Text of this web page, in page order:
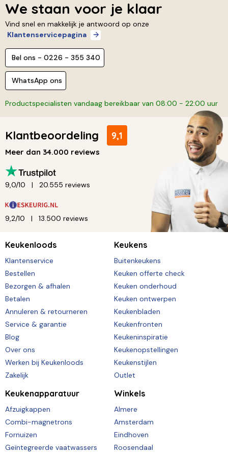
We staan voor je klaar
Vind snel en makkelijk je antwoord op onze
Klantenservicepagina
Bel ons - 0226 - 355 340
WhatsApp ons
Productspecialisten vandaag bereikbaar van 08:00 - 22:00 uur
Klantbeoordeling 9,1
Meer dan 34.000 reviews
9,0/10 20.555 reviews
9,2/10 13.500 reviews
Keukenloods
Klantenservice
Bestellen
Bezorgen & afhalen
Betalen
Annuleren & retourneren
Service & garantie
Blog
Over ons
Werken bij Keukenloods
Zakelijk
Keukens
Buitenkeukens
Keuken offerte check
Keuken onderhoud
Keuken ontwerpen
Keukenbladen
Keukenfronten
Keukeninspiratie
Keukenopstellingen
Keukenstijlen
Outlet
Keukenapparatuur
Afzuigkappen
Combi-magnetrons
Fornuizen
Geïntegreerde vaatwassers
Winkels
Almere
Amsterdam
Eindhoven
Roosendaal